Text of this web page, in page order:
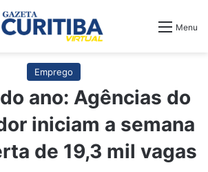
Menu
Emprego
ano: Agências do
iniciam a semana
de 19,3 mil vagas